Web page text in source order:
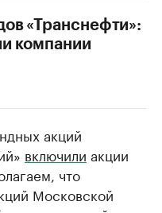
«Транснефти»:
компании
акций
включили акции
что
Московской